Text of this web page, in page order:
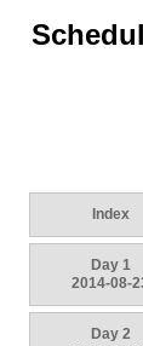
Index
Day 1
2014-08-
Day 2